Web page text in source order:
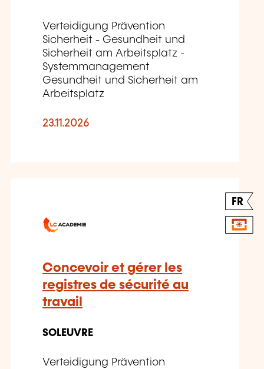
Verteidigung Prävention
Sicherheit - Gesundheit und
Sicherheit am Arbeitsplatz -
Systemmanagement
Gesundheit und Sicherheit am
Arbeitsplatz
23.11.2026
FR
Concevoir et gérer les
registres de sécurité au
travail
SOLEUVRE
Verteidigung Prävention